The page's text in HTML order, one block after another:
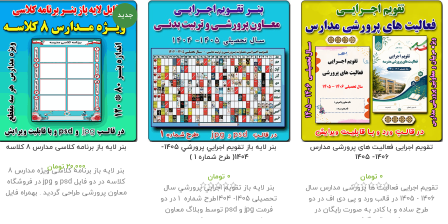
تقویم اجرایی فعالیت های پرورشی مدارس
1406- 1405
0 تومان
تقویم اجرایی فعالیت ها پرورشی مدارس سال
1406 - 1405 در قالب ورد و پی دی اف در دو
طرح ساده و با کادر به صورت رایگان در
اختیار همکاران قرار گرفته است . طراح :
بنر لايه باز تقويم اجرايي پرورشي 1405-
1404( طرح شماره 1 )
0 تومان
بنر لايه باز تقويم اجرايي پرورشي سال
تحصیلی 1405- 1404طرح شماره 1 در دو
فرمت jpg و psd توسط وبلاگ معاون
پرورشي براي استفاده همكاران طراحي و
جدید
بنر لایه باز برنامه کلاسی مدارس 8 کلاسه
20,000 تومان
بنر لایه باز برنامه کلاسی ویژه مدارس 8
کلاسه در دو فایل psd و jpg در فروشگاه
معاون پرورشی طراحی گردید . بهمراه فایل